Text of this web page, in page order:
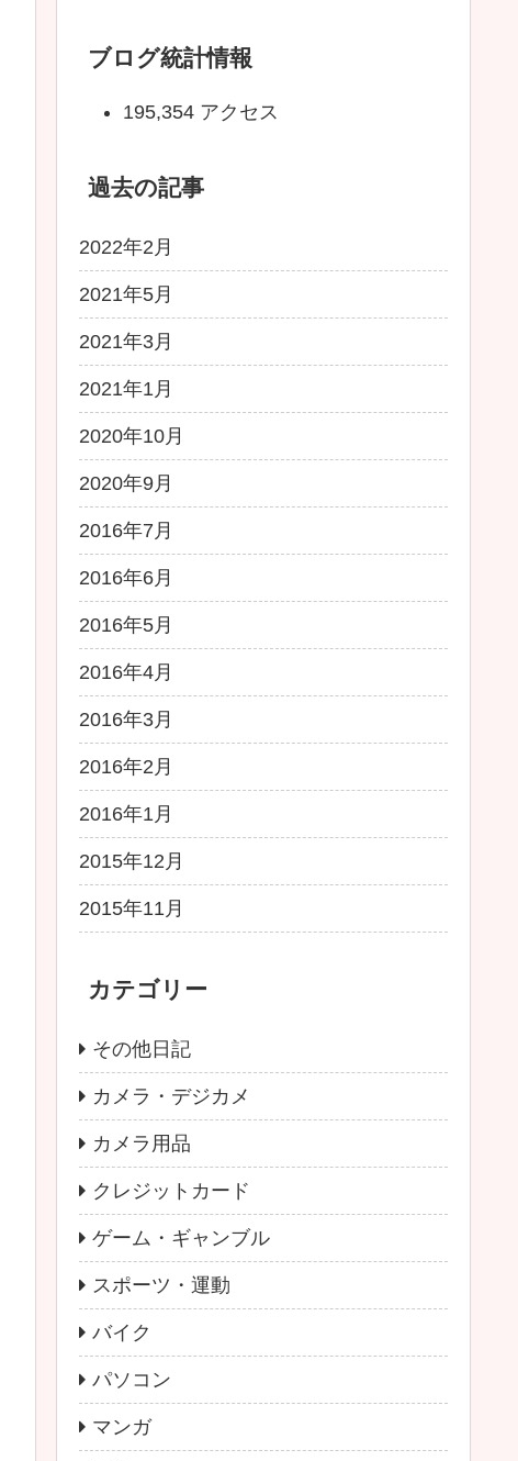
ブログ統計情報
195,354 アクセス
過去の記事
2022年2月
2021年5月
2021年3月
2021年1月
2020年10月
2020年9月
2016年7月
2016年6月
2016年5月
2016年4月
2016年3月
2016年2月
2016年1月
2015年12月
2015年11月
カテゴリー
その他日記
カメラ・デジカメ
カメラ用品
クレジットカード
ゲーム・ギャンブル
スポーツ・運動
バイク
パソコン
マンガ